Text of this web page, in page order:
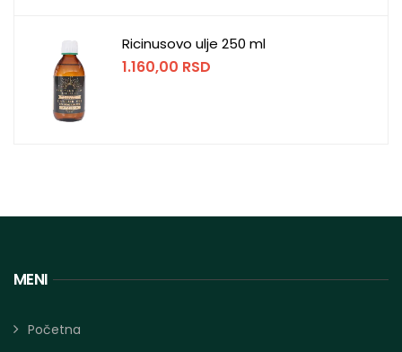
Ricinusovo ulje 250 ml
1.160,00 RSD
MENI
Početna